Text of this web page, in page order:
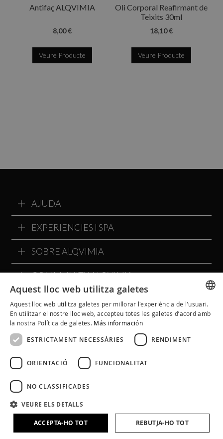
Antifaç ALQVIMIA
8,00 €
Veure Producte
Oli Corporal Reafirmant de
Teixits 30ml
18,10 €
Veure Producte
AJUDA
EXPERIENCIES I SPA
SOBRE ALQVIMIA
COMMUNITY ALQVIMIA
Avís Legal Política de Cookies
Política de Privacitat
Condicions Generals
Política a Xarxes Socials
SPANISH
Aquest lloc web utilitza galetes
Aquest lloc web utilitza galetes per millorar l'experiència de l'usuari.
En utilitzar el nostre lloc web, accepteu totes les galetes d’acord amb
la nostra Política de galetes. Más información
ESTRICTAMENT NECESSÀRIES RENDIMENT
ORIENTACIÓ FUNCIONALITAT
NO CLASSIFICADES
VEURE ELS DETALLS
ACCEPTA-HO TOT REBUTJA-HO TOT